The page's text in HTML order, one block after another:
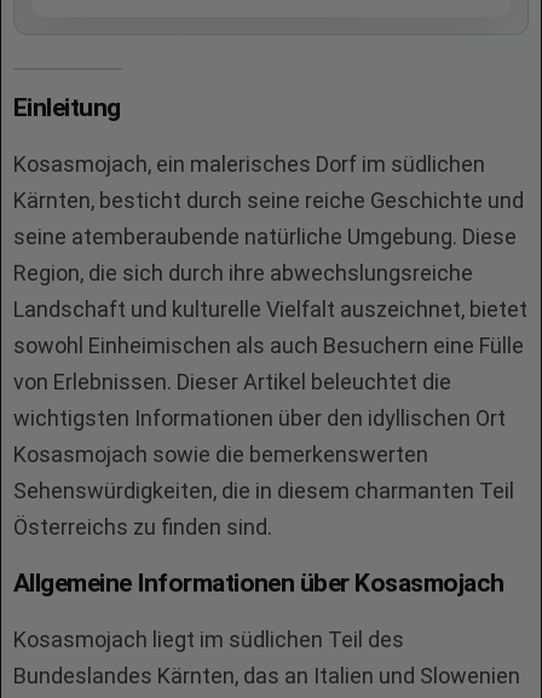
Einleitung
Kosasmojach, ein malerisches Dorf im südlichen
Kärnten, besticht durch seine reiche Geschichte und
seine atemberaubende natürliche Umgebung. Diese
Region, die sich durch ihre abwechslungsreiche
Landschaft und kulturelle Vielfalt auszeichnet, bietet
sowohl Einheimischen als auch Besuchern eine Fülle
von Erlebnissen. Dieser Artikel beleuchtet die
wichtigsten Informationen über den idyllischen Ort
Kosasmojach sowie die bemerkenswerten
Sehenswürdigkeiten, die in diesem charmanten Teil
Österreichs zu finden sind.
Allgemeine Informationen über Kosasmojach
Kosasmojach liegt im südlichen Teil des
Bundeslandes Kärnten, das an Italien und Slowenien